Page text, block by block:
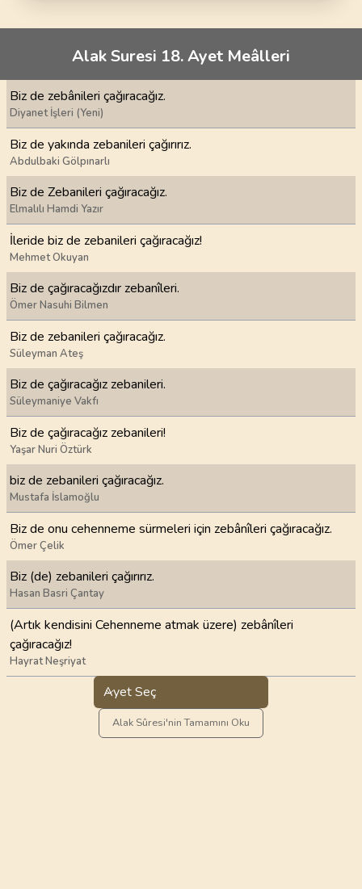
Alak Suresi 18. Ayet Meâlleri
Biz de zebânileri çağıracağız.
Diyanet İşleri (Yeni)
Biz de yakında zebanileri çağırırız.
Abdulbaki Gölpınarlı
Biz de Zebanileri çağıracağız.
Elmalılı Hamdi Yazır
İleride biz de zebanileri çağıracağız!
Mehmet Okuyan
Biz de çağıracağızdır zebanîleri.
Ömer Nasuhi Bilmen
Biz de zebanileri çağıracağız.
Süleyman Ateş
Biz de çağıracağız zebanileri.
Süleymaniye Vakfı
Biz de çağıracağız zebanileri!
Yaşar Nuri Öztürk
biz de zebanileri çağıracağız.
Mustafa İslamoğlu
Biz de onu cehenneme sürmeleri için zebânîleri çağıracağız.
Ömer Çelik
Biz (de) zebanileri çağırırız.
Hasan Basri Çantay
(Artık kendisini Cehenneme atmak üzere) zebânîleri
çağıracağız!
Hayrat Neşriyat
Ayet Seç
Alak Sûresi'nin Tamamını Oku